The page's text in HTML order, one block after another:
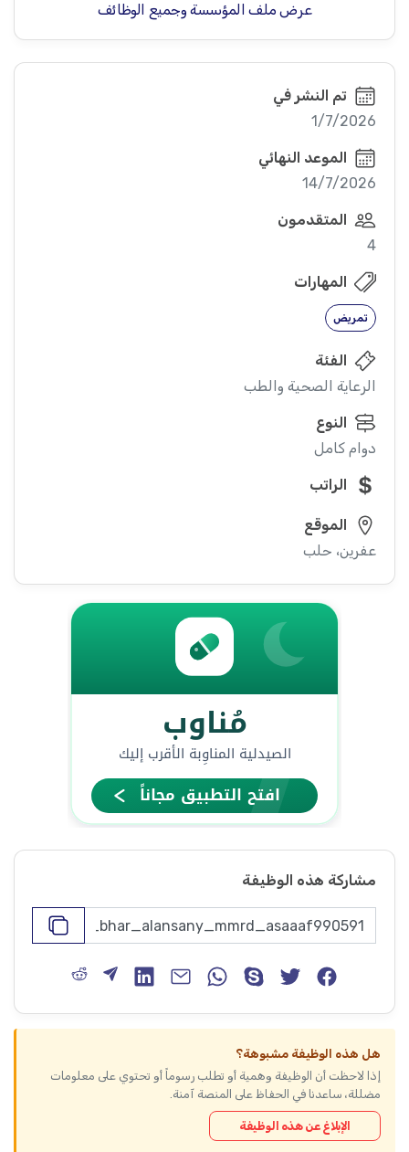
عرض ملف المؤسسة وجميع الوظائف
تم النشر في
1/7/2026
الموعد النهائي
14/7/2026
المتقدمون
4
المهارات
تمريض
الفئة
الرعاية الصحية والطب
النوع
دوام كامل
الراتب
الموقع
عفرين، حلب
مشاركة هذه الوظيفة
هل هذه الوظيفة مشبوهة؟
إذا لاحظت أن الوظيفة وهمية أو تطلب رسوماً أو تحتوي على معلومات
مضللة، ساعدنا في الحفاظ على المنصة آمنة.
الإبلاغ عن هذه الوظيفة